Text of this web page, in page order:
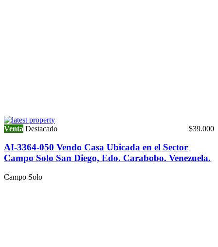
$39.000
Venta Destacado
AI-3364-050 Vendo Casa Ubicada en el Sector
Campo Solo San Diego, Edo. Carabobo. Venezuela.
Campo Solo